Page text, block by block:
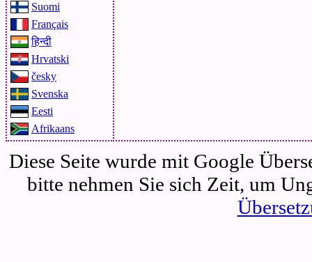
Suomi
Français
हिन्दी
Hrvatski
česky
Svenska
Eesti
Afrikaans
Diese Seite wurde mit Google
bitte nehmen Sie sich Zeit, um